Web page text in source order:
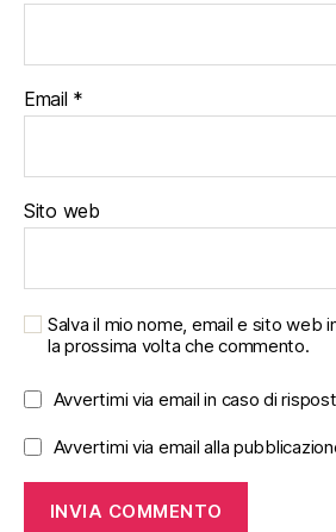
Email *
Sito web
Salva il mio nome, email e sito web
la prossima volta che commento.
Avvertimi via email in caso di
Avvertimi via email alla